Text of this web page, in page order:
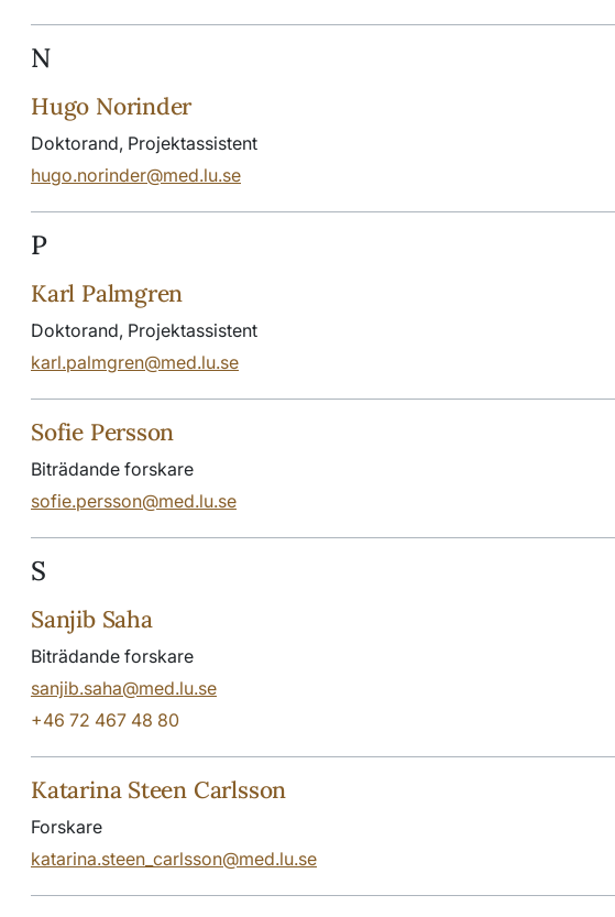
N
Hugo Norinder
Doktorand, Projektassistent
hugo.norinder@med.lu.se
P
Karl Palmgren
Doktorand, Projektassistent
karl.palmgren@med.lu.se
Sofie Persson
Biträdande forskare
sofie.persson@med.lu.se
S
Sanjib Saha
Biträdande forskare
sanjib.saha@med.lu.se
+46 72 467 48 80
Katarina Steen Carlsson
Forskare
katarina.steen_carlsson@med.lu.se